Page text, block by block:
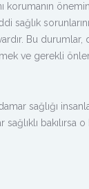
korumanın
sağlık
Bu
ve gerekli
sağlığı
sağlıklı